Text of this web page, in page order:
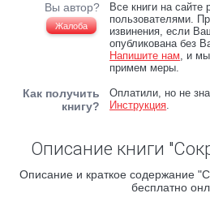
Вы автор?
Жалоба
Все книги на сайте
пользователями.
извинения, если
опубликована без
Напишите нам, и
примем меры.
Как получить
книгу?
Оплатили, но не
Инструкция.
Описание книги
Описание и краткое содержание
бесплатно